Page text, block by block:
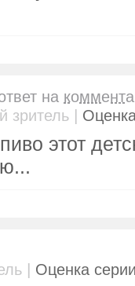
на
зритель |
этот
| Оценка